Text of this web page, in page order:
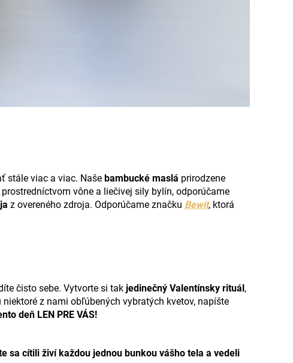
stále viac a viac. Naše bambucké maslá prirodzene
vône a liečivej sily bylín, odporúčame
z overeného zdroja. Odporúčame značku Bewit, ktorá
čisto sebe. Vytvorte si tak jedinečný Valentínsky rituál,
z nami obľúbených vybratých kvetov, napíšte
deň LEN PRE VÁS!
sa cítili živí každou jednou bunkou vášho tela a vedeli